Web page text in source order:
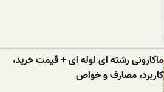
ماکارونی رشته ای لوله ای + قیمت خرید،
کاربرد، مصارف و خواص